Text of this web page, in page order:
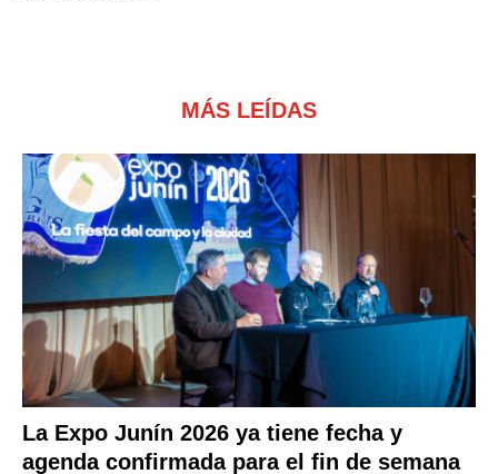
MÁS LEÍDAS
La Expo Junín 2026 ya tiene fecha y
agenda confirmada para el fin de semana